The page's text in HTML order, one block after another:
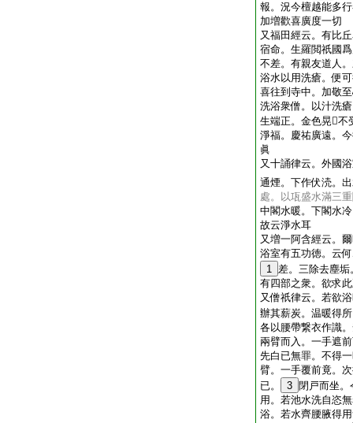
報。況今檀越能多
加増歡喜廣度一切
又福田經云。有比
宿命。生羅閲祇國
不差。有親友道人
浴水以用洗瘡。便
喜往到寺中。加敬
洗浴衆僧。以汁洗
生端正。金色晃𦸸
淨福。慶祐廣遠。
眞
又十誦律云。外國
通煙。下作伏涜。
處。以瓨盛水滿三
中閣水暖。下閣水
故云淨水耳
又増一阿含經云。
浴室有五功徳。云
1 差。三除去塵
有四部之衆。欲求
又僧祇律云。若欲
辦其薪炭。温暖得
各以腰帶繋衣作識
兩臂而入。一手遮
先白已無罪。不得
臂。一手覆前竟。
已。
3 閉戸而坐。
用。若池水洗自恣
浴。若水齊腰腋得